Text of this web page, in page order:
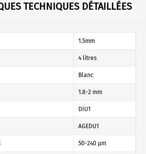
TECHNIQUES DÉTAILLÉES
1.5mm
4 litres
Blanc
1.8-2 mm
DIU1
AGEDU1
50-240 µm